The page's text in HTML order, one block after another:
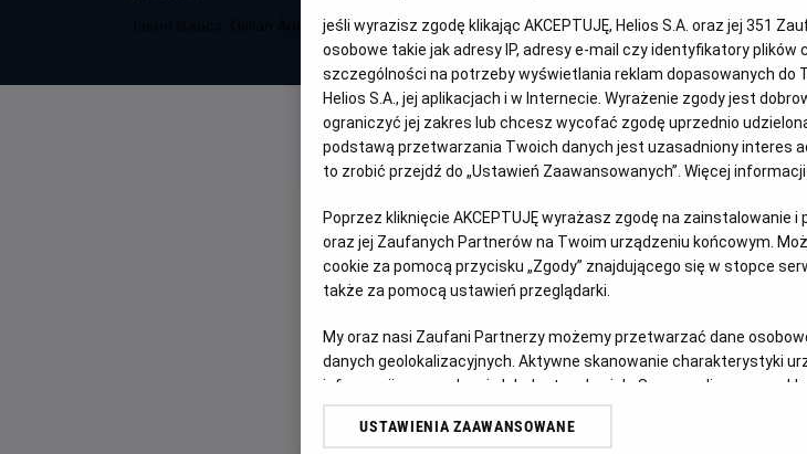
OBSERWUJ
Jason Isaacs, Gillian Anderson, Denis Lill
OPIS WYDARZENIA
Raynor (Gillian Anderson) i Moth
niemal wszystko – dom,
wielu byłoby szaleństwem:
angielskiego wybrzeża. Z pustym
przed siebie, krok za krokiem,
odkryją, że mimo przeszkód,
niezwykła podróż stanie się dla
jeśli wyrazisz zgodę klikając AKCEPTUJĘ, Helios S.A. oraz jej 351
osobowe takie jak adresy IP, adresy e-mail czy identyfikatory plików
szczególności na potrzeby wyświetlania reklam dopasowanych
Helios S.A., jej aplikacjach i w Internecie. Wyrażenie zgody jest
ograniczyć jej zakres lub chcesz wycofać zgodę uprzednio
podstawą przetwarzania Twoich danych jest uzasadniony interes
to zrobić przejdź do „Ustawień Zaawansowanych”. Więcej
Poprzez kliknięcie AKCEPTUJĘ wyrażasz zgodę na zainstalowanie
oraz jej Zaufanych Partnerów na Twoim urządzeniu końcowym.
cookie za pomocą przycisku „Zgody” znajdującego się w stopce
także za pomocą ustawień przeglądarki.
My oraz nasi Zaufani Partnerzy możemy przetwarzać dane
danych geolokalizacyjnych. Aktywne skanowanie charakterystyki
informacji na urządzeniu lub dostęp do nich. Spersonalizowane
odbiorców i ulepszanie usług.
USTAWIENIA ZAAWANSOWANE